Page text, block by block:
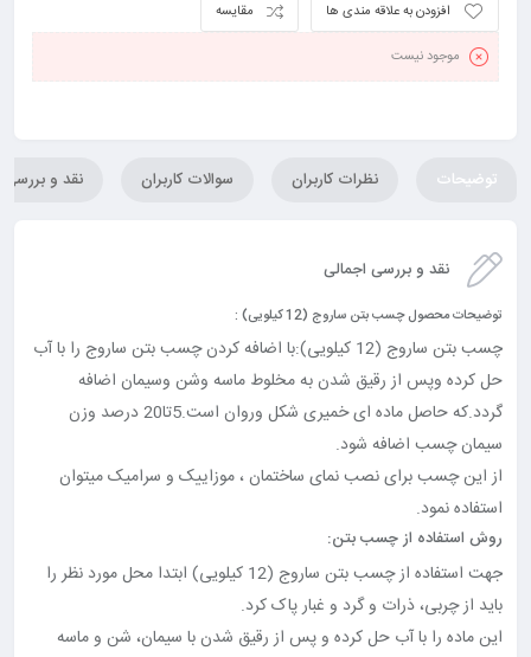
مقایسه افزودن به علاقه مندی ها
موجود نیست
توضیحات نظرات کاربران سوالات کاربران نقد و بررسی
نقد و بررسی اجمالی
توضیحات محصول چسب بتن ساروج (12 کیلویی) :
چسب بتن ساروج (12 کیلویی):با اضافه کردن چسب بتن ساروج را با آب
حل کرده وپس از رقیق شدن به مخلوط ماسه وشن وسیمان اضافه
گردد.که حاصل ماده ای خمیری شکل وروان است.5تا20 درصد وزن
سیمان چسب اضافه شود.
از این چسب برای نصب نمای ساختمان ، موزاییک و سرامیک میتوان
استفاده نمود.
روش استفاده از چسب بتن:
جهت استفاده از چسب بتن ساروج (12 کیلویی) ابتدا محل مورد نظر را
باید از چربی، ذرات و گرد و غبار پاک کرد.
این ماده را با آب حل کرده و پس از رقیق شدن با سیمان، شن و ماسه